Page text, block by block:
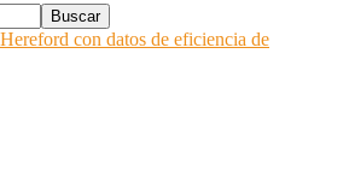
con datos de eficiencia de